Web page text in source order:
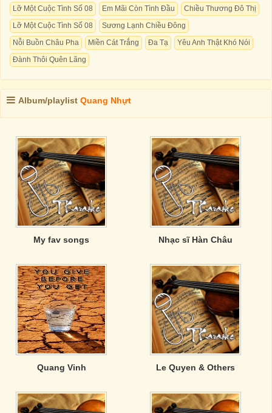
Lỡ Một Cuộc Tình Số 08
Em Mãi Còn Tình Đầu
Chiều Thương Đô Thị
Lỡ Một Cuộc Tình Số 08
Sương Lạnh Chiều Đông
Nỗi Buồn Châu Pha
Miền Cát Trắng Đa Tạ
Yêu Anh Thật Khó Nói
Đành Thôi Quên Lãng
Album/playlist Quang Nhựt
My fav songs Nhạc sĩ Hàn Châu
Quang Vinh Le Quyen & Others